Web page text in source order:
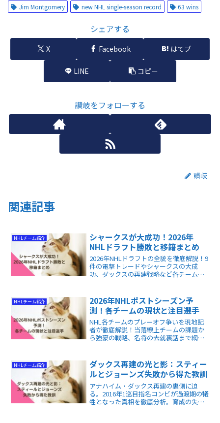
Jim Montgomery
new NHL single-season record 63 wins
シェアする
X Facebook はてブ
LINE コピー
讃岐をフォローする
讃岐
関連記事
NHLチーム紹介
シャークスが大成功！2026年
NHLドラフト勝敗と移籍まとめ
2026年NHLドラフトの全貌を徹底解説！9
件の電撃トレードやシャークスの大成
功、ダックスの再建戦略など各チームの
力図と未来のスター選手が全て掴める情
報満載の記事です。
NHLチーム紹介
2026年NHLポストシーズン予
測！各チームの現状と注目選手
NHL各チームのプレーオフ争いを現地記
者が徹底解説！当落線上チームの課題か
ら強豪の戦略、名将の去就裏話まで網羅
ります。ファン必見の決定版です！
NHLチーム紹介
ダックス再建の光と影：スティー
ルとジョーンズ失敗から得た教訓
アナハイム・ダックス再建の裏側に迫
る。2016年1巡目指名コンビが過渡期の犠
牲となった真相を徹底分析。育成の失敗